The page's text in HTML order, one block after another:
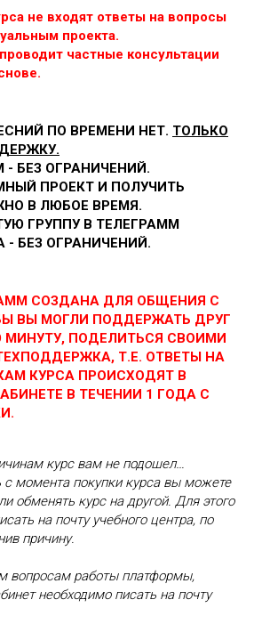
не входят ответы на вопросы
проекта.
частные консультации
ПО ВРЕМЕНИ НЕТ. ТОЛЬКО
БЕЗ ОГРАНИЧЕНИЙ.
ПРОЕКТ И ПОЛУЧИТЬ
В ЛЮБОЕ ВРЕМЯ.
ГРУППУ В ТЕЛЕГРАММ
- БЕЗ ОГРАНИЧЕНИЙ.
СОЗДАНА ДЛЯ ОБЩЕНИЯ С
ВЫ МОГЛИ ПОДДЕРЖАТЬ ДРУГ
МИНУТУ, ПОДЕЛИТЬСЯ СВОИМИ
Т.Е. ОТВЕТЫ НА
КУРСА ПРОИСХОДЯТ В
В ТЕЧЕНИИ 1 ГОДА С
курс вам не подошел…
с момента покупки курса вы можете
обменять курс на другой. Для этого
на почту учебного центра, по
причину.
вопросам работы платформы,
необходимо писать на почту